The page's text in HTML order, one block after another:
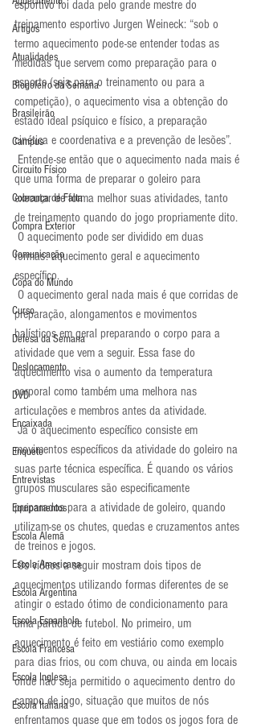
Artigos
Atualidades
Blogoleiro da Semana
Brasileirão
Campus
Circuito Físico
Cobrança de Falta
Compra Exterior
Comunicação
Copa do Mundo
Curso
Defesa da Semana
Deslocamento
DVD
Encaixada
Enquete
Entrevistas
Equipamentos
Escola Alemã
Escola Americana
Escola Argentina
Escola Espanhola
Escola Francesa
Escola Inglesa
Escola Italiana
esportivo foi dada pelo grande mestre do
treinamento esportivo Jurgen Weineck: “sob o
termo aquecimento pode-se entender todas as
medidas que servem como preparação para o
esporte (seja para o treinamento ou para a
competição), o aquecimento visa a obtenção do
estado ideal psíquico e físico, a preparação
cinética e coordenativa e a prevenção de lesões”.
que uma forma de preparar o goleiro para
executar de forma melhor suas atividades, tanto
de treinamento quando do jogo propriamente dito.
formas: aquecimento geral e aquecimento
específico.
preparação, alongamentos e movimentos
balísticos em geral preparando o corpo para a
atividade que vem a seguir. Essa fase do
aquecimento visa o aumento da temperatura
corporal como também uma melhora nas
articulações e membros antes da atividade.
Já o aquecimento específico consiste em
movimentos específicos da atividade do goleiro na
suas parte técnica específica. É quando os vários
grupos musculares são especificamente
preparados para a atividade de goleiro, quando
utilizam-se os chutes, quedas e cruzamentos antes
de treinos e jogos.
Os vídeos a seguir mostram dois tipos de
aquecimentos utilizando formas diferentes de se
atingir o estado ótimo de condicionamento para
uma partida de futebol. No primeiro, um
aquecimento é feito em vestiário como exemplo
para dias frios, ou com chuva, ou ainda em locais
onde não seja permitido o aquecimento dentro do
campo de jogo, situação que muitos de nós
enfrentamos quase que em todos os jogos fora de